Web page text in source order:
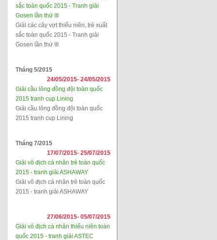
sắc toàn quốc 2015 - Tranh giải
Gosen lần thứ III
Giải các cây vợt thiếu niên, trẻ xuất
sắc toàn quốc 2015 - Tranh giải
Gosen lần thứ III
Tháng 5/2015
24/05/2015- 24/05/2015
Giải cầu lông đồng đội toàn quốc
2015 tranh cup Lining
Giải cầu lông đồng đội toàn quốc
2015 tranh cup Lining
Tháng 7/2015
17/07/2015- 25/07/2015
Giải vô địch cá nhân trẻ toàn quốc
2015 - tranh giải ASHAWAY
Giải vô địch cá nhân trẻ toàn quốc
2015 - tranh giải ASHAWAY
27/06/2015- 05/07/2015
Giải vô địch cá nhân thiếu niên toàn
quốc 2015 - tranh giải ASTEC